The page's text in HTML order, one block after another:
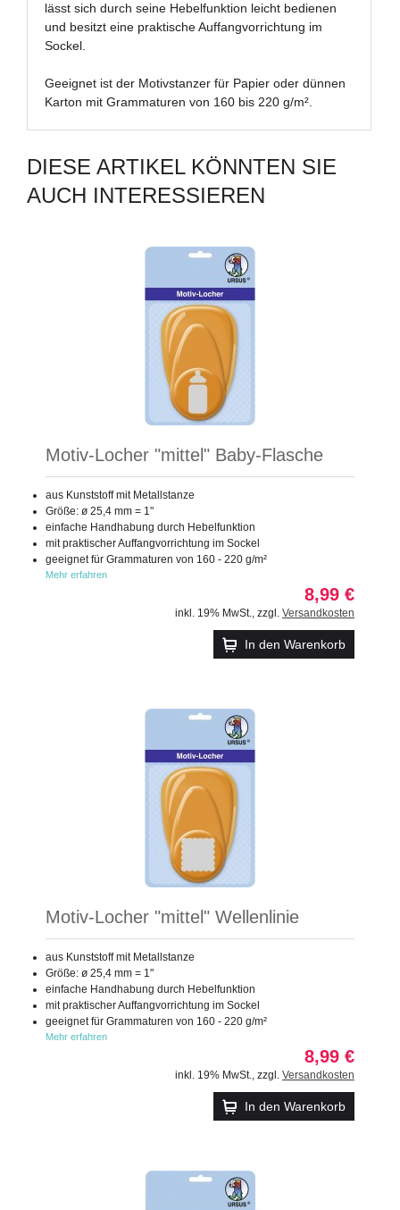
lässt sich durch seine Hebelfunktion leicht bedienen
und besitzt eine praktische Auffangvorrichtung im
Sockel.
Geeignet ist der Motivstanzer für Papier oder dünnen
Karton mit Grammaturen von 160 bis 220 g/m².
DIESE ARTIKEL KÖNNTEN SIE
AUCH INTERESSIEREN
Motiv-Locher "mittel" Baby-Flasche
aus Kunststoff mit Metallstanze
Größe: ø 25,4 mm = 1"
einfache Handhabung durch Hebelfunktion
mit praktischer Auffangvorrichtung im Sockel
geeignet für Grammaturen von 160 - 220 g/m²
Mehr erfahren
8,99 €
inkl. 19% MwSt. zzgl. Versandkosten
In den Warenkorb
Motiv-Locher "mittel" Wellenlinie
aus Kunststoff mit Metallstanze
Größe: ø 25,4 mm = 1"
einfache Handhabung durch Hebelfunktion
mit praktischer Auffangvorrichtung im Sockel
geeignet für Grammaturen von 160 - 220 g/m²
Mehr erfahren
8,99 €
inkl. 19% MwSt. zzgl. Versandkosten
In den Warenkorb